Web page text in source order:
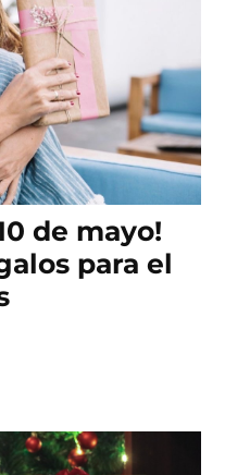
de mayo!
para el